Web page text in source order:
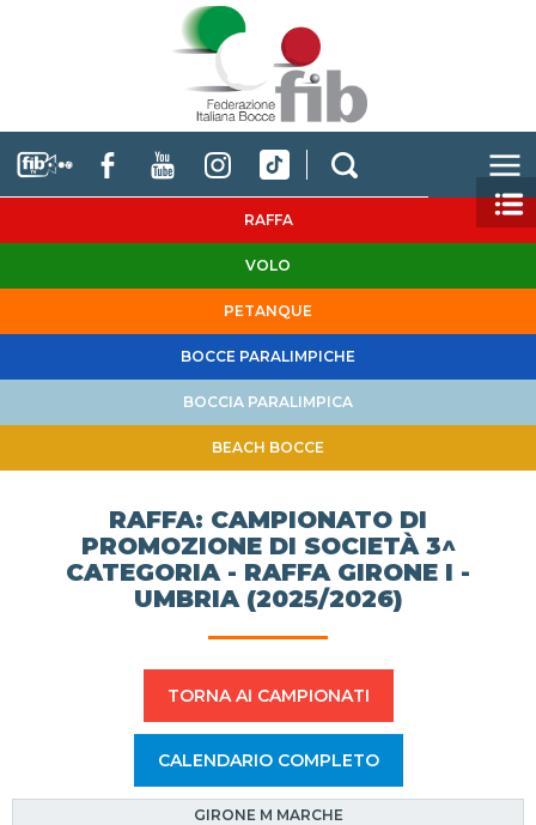
RAFFA
VOLO
PETANQUE
BOCCE PARALIMPICHE
BOCCIA PARALIMPICA
BEACH BOCCE
RAFFA: CAMPIONATO DI
PROMOZIONE DI SOCIETÀ 3^
CATEGORIA - RAFFA GIRONE I -
UMBRIA (2025/2026)
TORNA AI CAMPIONATI
CALENDARIO COMPLETO
GIRONE M MARCHE